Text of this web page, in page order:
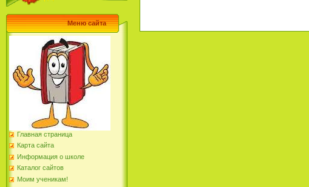
Меню сайта
Главная страница
Карта сайта
Информация о школе
Каталог сайтов
Моим ученикам!